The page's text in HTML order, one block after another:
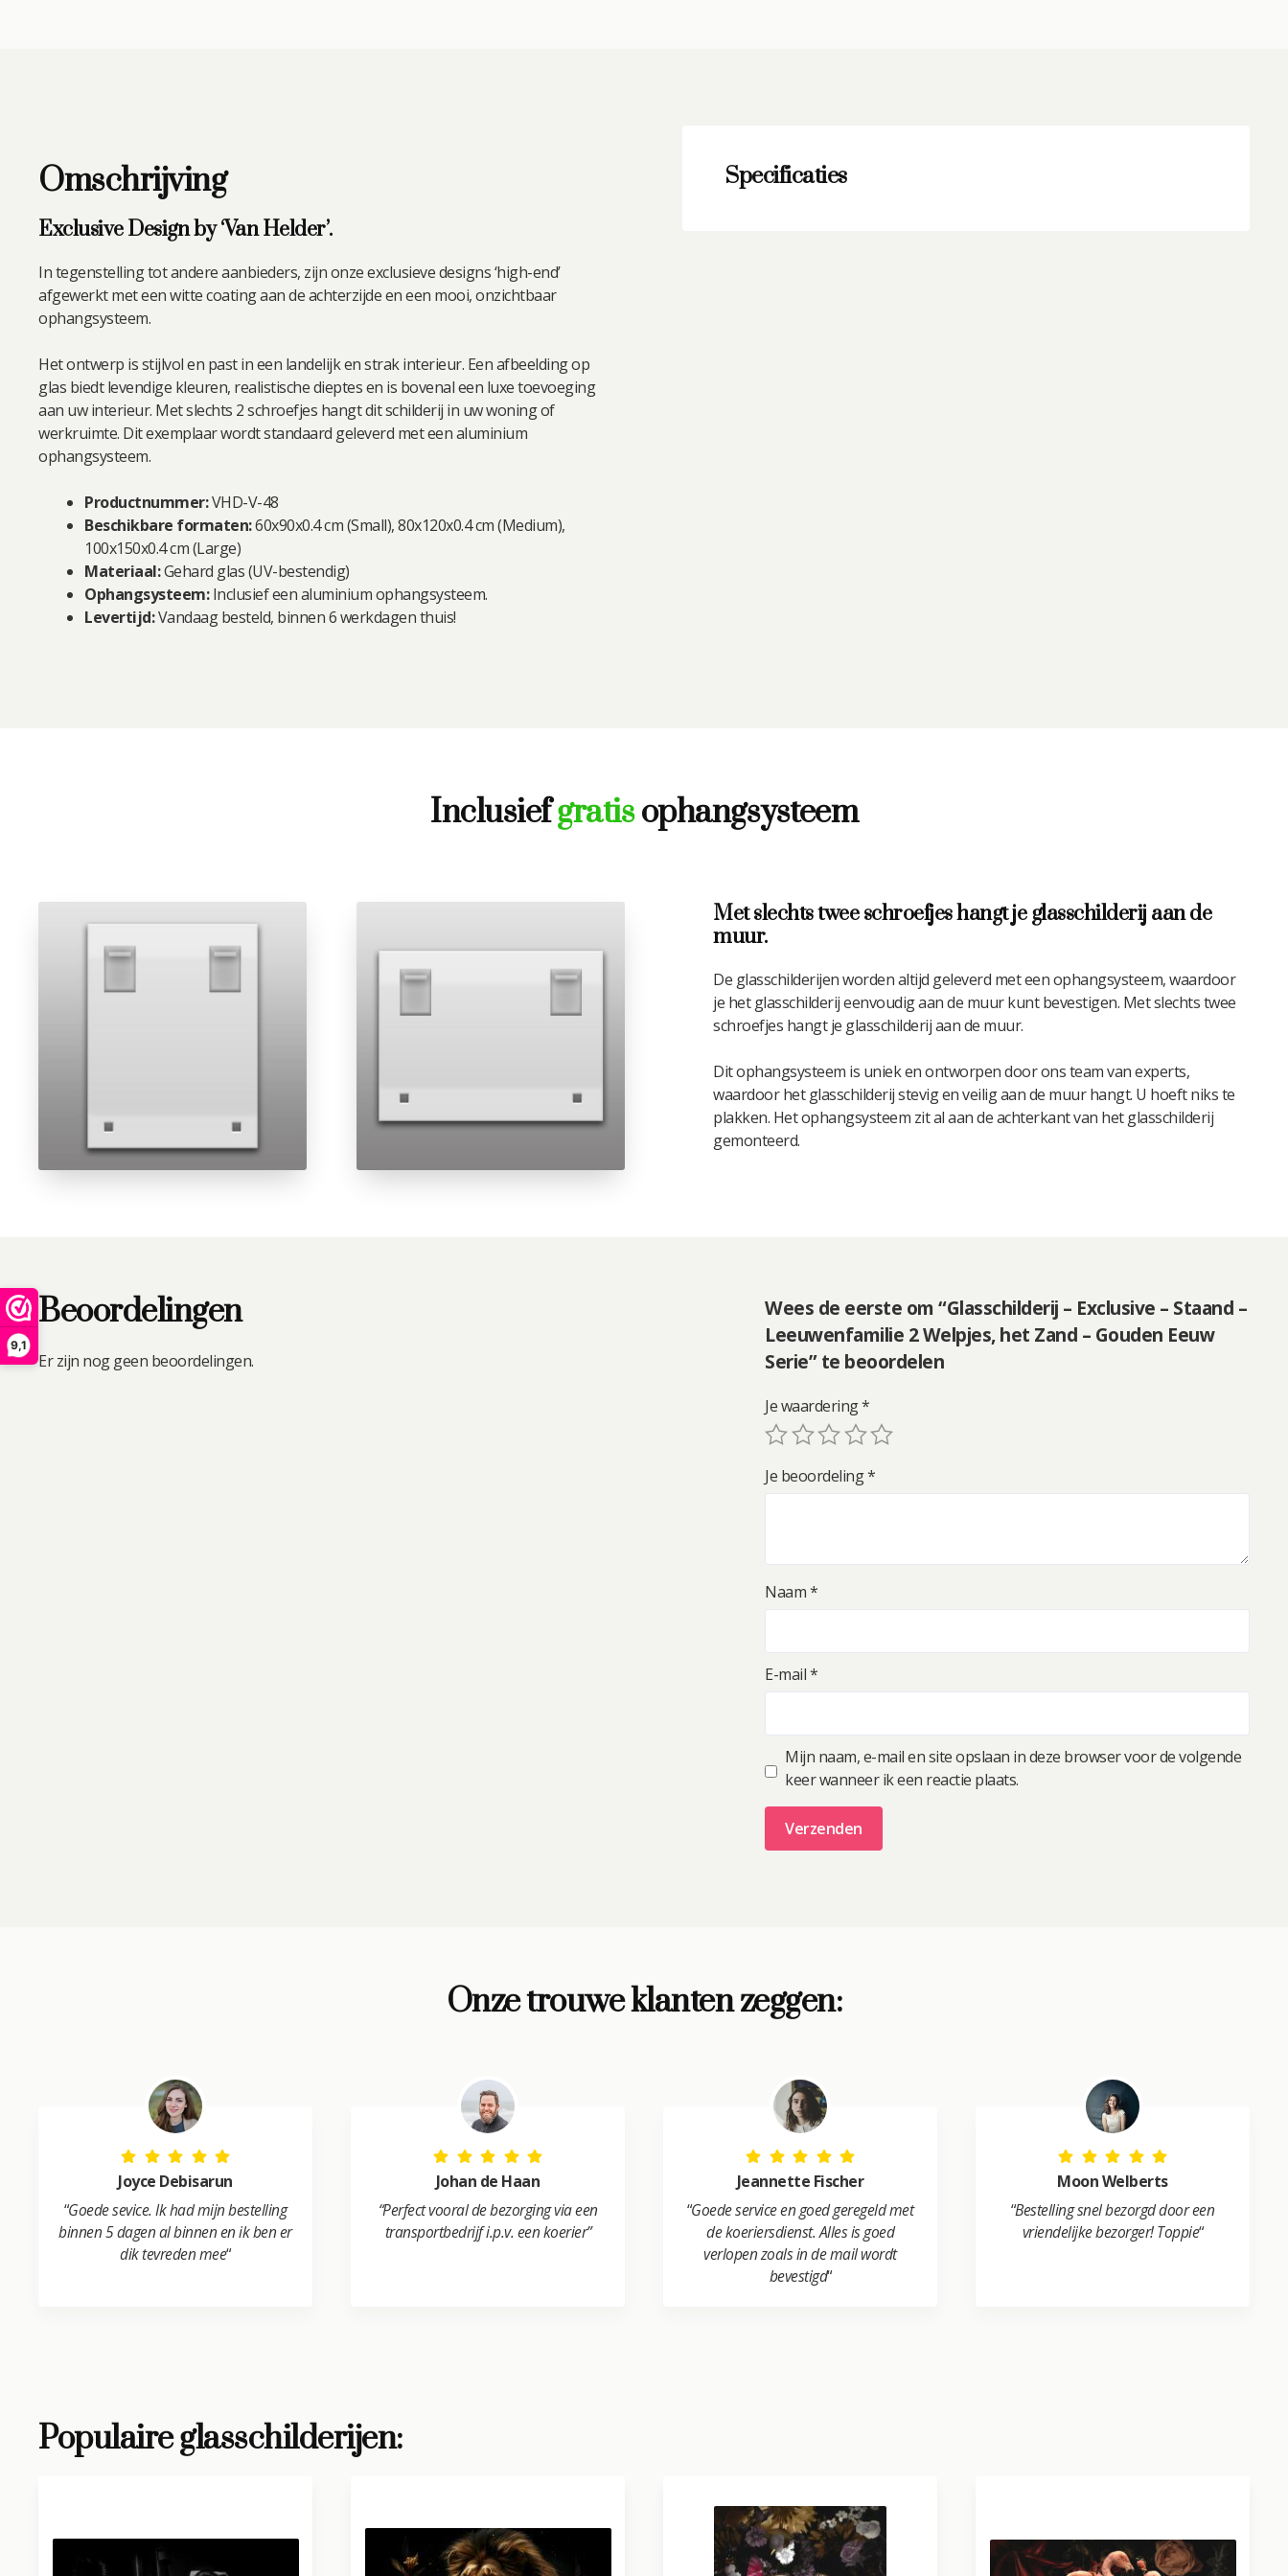
9,1
Omschrijving
Exclusive Design by ‘Van Helder’.
In tegenstelling tot andere aanbieders, zijn onze exclusieve designs ‘high-end’
afgewerkt met een witte coating aan de achterzijde en een mooi, onzichtbaar
ophangsysteem.
Het ontwerp is stijlvol en past in een landelijk en strak interieur. Een afbeelding op
glas biedt levendige kleuren, realistische dieptes en is bovenal een luxe toevoeging
aan uw interieur. Met slechts 2 schroefjes hangt dit schilderij in uw woning of
werkruimte. Dit exemplaar wordt standaard geleverd met een aluminium
ophangsysteem.
Productnummer:VHD-V-48
Beschikbare formaten:60x90x0.4 cm (Small), 80x120x0.4 cm (Medium),
100x150x0.4 cm (Large)
Materiaal:Gehard glas (UV-bestendig)
Ophangsysteem:Inclusief een aluminium ophangsysteem.
Levertijd:Vandaag besteld, binnen 6 werkdagen thuis!
Specificaties
Inclusiefgratisophangsysteem
Met slechts twee schroefjes hangt je glasschilderij aan de
muur.
De glasschilderijen worden altijd geleverd met een ophangsysteem, waardoor
je het glasschilderij eenvoudig aan de muur kunt bevestigen. Met slechts twee
schroefjes hangt je glasschilderij aan de muur.
Dit ophangsysteem is uniek en ontworpen door ons team van experts,
waardoor het glasschilderij stevig en veilig aan de muur hangt. U hoeft niks te
plakken. Het ophangsysteem zit al aan de achterkant van het glasschilderij
gemonteerd.
Beoordelingen
Er zijn nog geen beoordelingen.
Wees de eerste om “Glasschilderij – Exclusive – Staand –
Leeuwenfamilie 2 Welpjes, het Zand – Gouden Eeuw
Serie” te beoordelen
Je waardering*
Je beoordeling*
Naam*
E-mail*
Mijn naam, e-mail en site opslaan in deze browser voor de volgende
keer wanneer ik een reactie plaats.
n
a
Onze trouwe klanten zeggen:
Joyce Debisarun
“Goede sevice. Ik had mijn bestelling
binnen 5 dagen al binnen en ik ben er
dik tevreden mee“
Johan de Haan
“Perfect vooral de bezorging via een
transportbedrijf i.p.v. een koerier”
Jeannette Fischer
“Goede service en goed geregeld met
de koeriersdienst. Alles is goed
verlopen zoals in de mail wordt
bevestigd“
Moon Welberts
“Bestelling snel bezorgd door een
vriendelijke bezorger! Toppie“
Populaire glasschilderijen: